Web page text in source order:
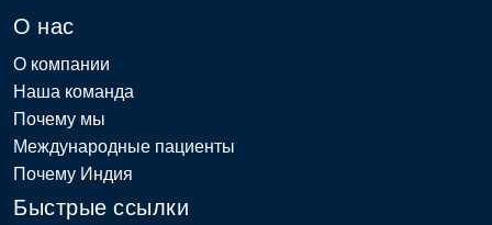
О нас
О компании
Наша команда
Почему мы
Международные пациенты
Почему Индия
Быстрые ссылки